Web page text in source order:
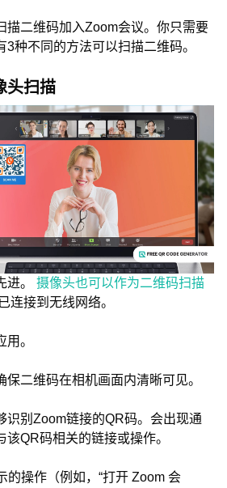
描二维码加入Zoom会议。你只需要
种不同的方法可以扫描二维码。
头扫描
进。 摄像头也可以作为二维码扫描
连接到无线网络。
。
二维码在相机画面内清晰可见。
识别Zoom链接的QR码。会出现通
QR码相关的链接或操作。
的操作（例如，“打开 Zoom 会